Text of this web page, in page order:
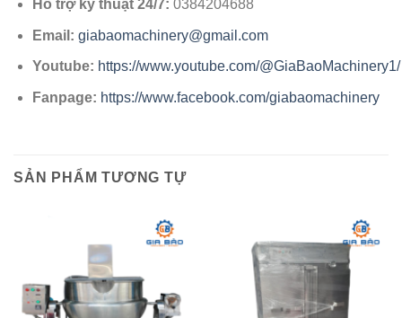
Hổ trợ kỹ thuật 24/7: 0384204688
Email: giabaomachinery@gmail.com
Youtube: https://www.youtube.com/@GiaBaoMachinery1/
Fanpage: https://www.facebook.com/giabaomachinery
SẢN PHẨM TƯƠNG TỰ